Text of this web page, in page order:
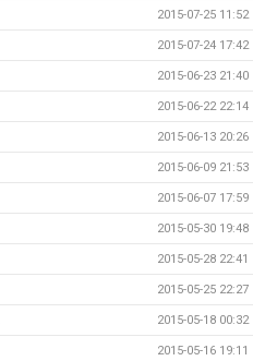
2015-07-25 11:52
2015-07-24 17:42
2015-06-23 21:40
2015-06-22 22:14
2015-06-13 20:26
2015-06-09 21:53
2015-06-07 17:59
2015-05-30 19:48
2015-05-28 22:41
2015-05-25 22:27
2015-05-18 00:32
2015-05-16 19:11